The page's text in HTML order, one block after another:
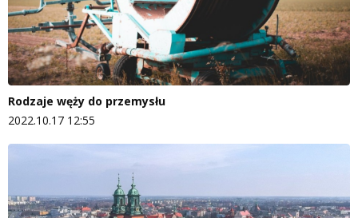
Rodzaje węży do przemysłu
2022.10.17 12:55